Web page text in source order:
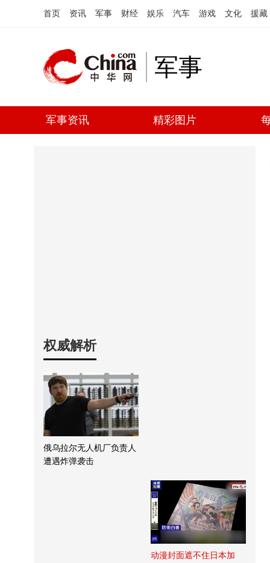
首页 资讯 军事 财经 娱乐 汽车 游戏 文化 援藏
军事
军事资讯 精彩图片
权威解析
俄乌拉尔无人机厂负责人
遭遇炸弹袭击
动漫封面遮不住日本加